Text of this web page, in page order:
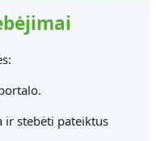
ir stebėti pateiktus